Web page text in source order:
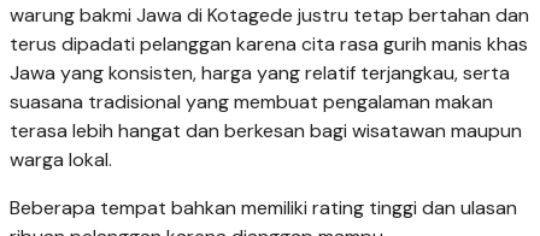
warung bakmi Jawa di Kotagede justru tetap bertahan dan
terus dipadati pelanggan karena cita rasa gurih manis khas
Jawa yang konsisten, harga yang relatif terjangkau, serta
suasana tradisional yang membuat pengalaman makan
terasa lebih hangat dan berkesan bagi wisatawan maupun
warga lokal.
Beberapa tempat bahkan memiliki rating tinggi dan ulasan